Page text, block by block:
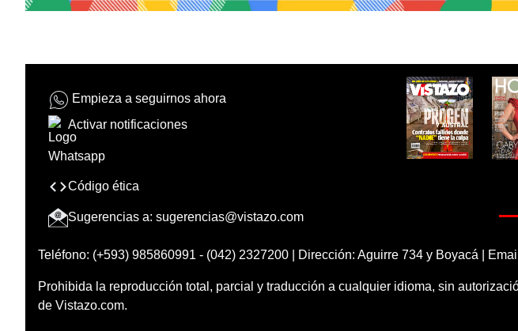
Empieza a seguirnos ahora
Activar notificaciones
Código ética
Sugerencias a: sugerencias@vistazo.com
Teléfono: (+593) 985860991 - (042) 2327200 | Dirección: Aguirre 734 y Boyacá |
Prohibida la reproducción total, parcial y traducción a cualquier idioma, sin
de Vistazo.com.